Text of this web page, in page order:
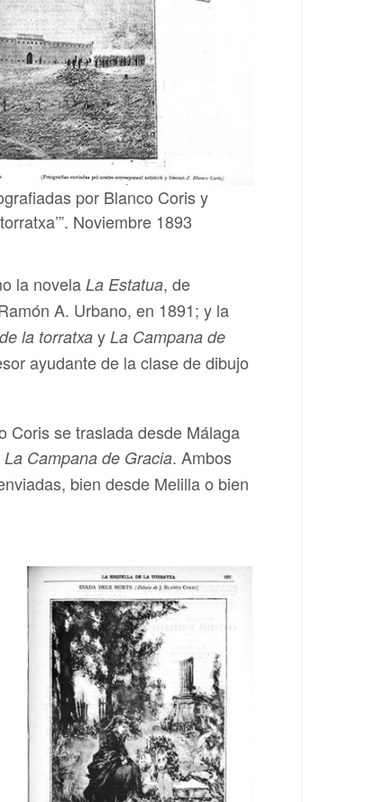
por Blanco Coris y
Noviembre 1893
la novela La Estatua, de
A. Urbano, en 1891; y la
la torratxa y La Campana de
ayudante de la clase de dibujo
Coris se traslada desde Málaga
La Campana de Gracia. Ambos
bien desde Melilla o bien